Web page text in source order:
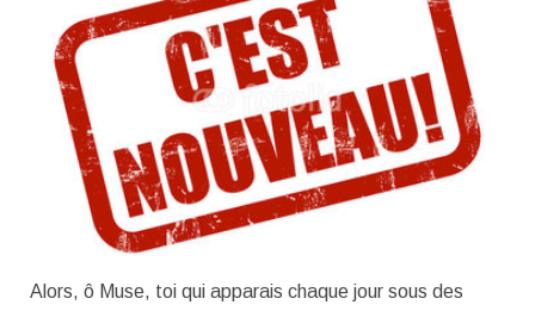
Alors, ô Muse, toi qui apparais chaque jour sous des